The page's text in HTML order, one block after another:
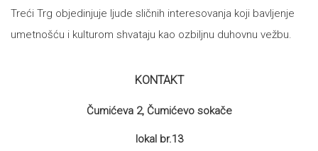
Treći Trg objedinjuje ljude sličnih interesovanja koji bavljenje
umetnošću i kulturom shvataju kao ozbiljnu duhovnu vežbu.
KONTAKT
Čumićeva 2, Čumićevo sokače
lokal br.13